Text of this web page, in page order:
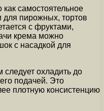
самостоятельное
для пирожных, тортов
с фруктами,
крема можно
с насадкой для
охладить до
подачей. Это
плотную консистенцию